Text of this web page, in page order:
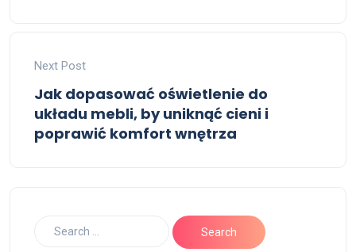
Next Post
Jak dopasować oświetlenie do
układu mebli, by uniknąć cieni i
poprawić komfort wnętrza